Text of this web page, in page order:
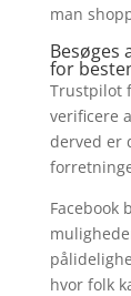
man
Besøges
for
Trustpilot
verificere
derved er
Facebook
hvor folk